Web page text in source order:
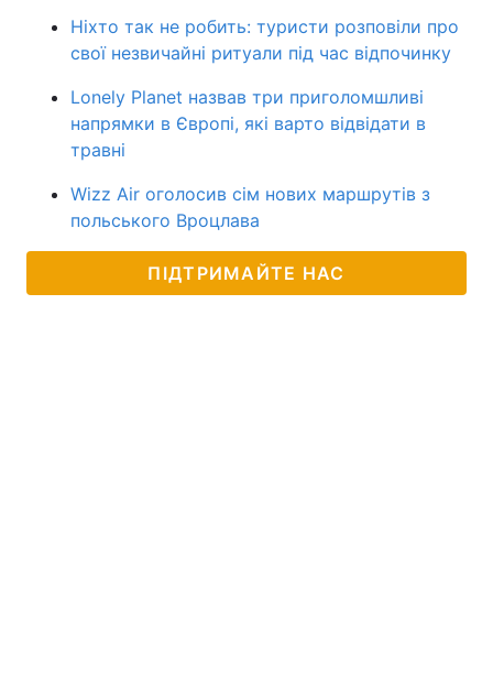
Ніхто так не робить: туристи розповіли про
свої незвичайні ритуали під час відпочинку
Lonely Planet назвав три приголомшливі
напрямки в Європі, які варто відвідати в
травні
Wizz Air оголосив сім нових маршрутів з
польського Вроцлава
ПІДТРИМАЙТЕ НАС